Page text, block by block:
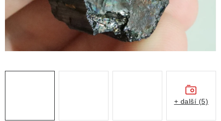
Obchodní podmínky
Podmínky ochrany osobních údajů
Poučení o právu na odstoupení od smlouvy
Puncovní značky
Výkup minerálů a drahých kamenů
Kontakt
+ další (5)